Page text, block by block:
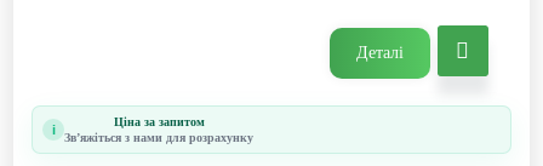
Деталі
i Ціна за запитом
Звʼяжіться з нами для розрахунку